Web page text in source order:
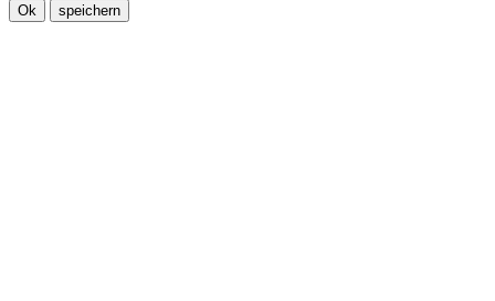
Ok speichern